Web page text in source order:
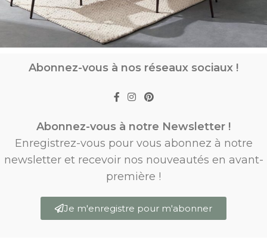
Abonnez-vous à nos réseaux sociaux !
Abonnez-vous à notre Newsletter !
Enregistrez-vous pour vous abonnez à notre
newsletter et recevoir nos nouveautés en avant-
première !
Je m'enregistre pour m'abonner